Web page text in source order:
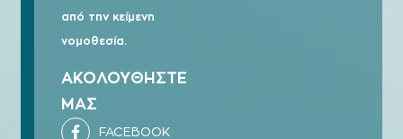
από την κείμενη
νομοθεσία.
ΑΚΟΛΟΥΘΗΣΤΕ
ΜΑΣ